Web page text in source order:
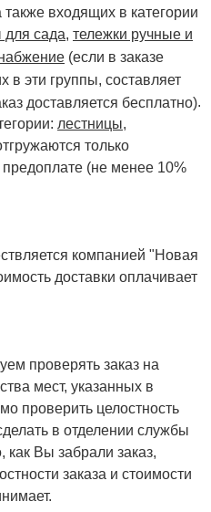
входящих в категории
для сада, тележки ручные и
(если в заказе
в эти группы, составляет
доставляется бесплатно).
лестницы,
только
(не менее 10%
компанией "Новая
доставки оплачивает
проверять заказ на
мест, указанных в
проверить целостность
в отделении службы
как Вы забрали заказ,
заказа и стоимости